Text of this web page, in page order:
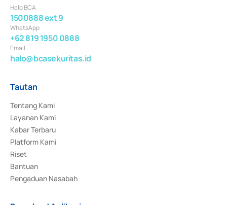
Halo BCA
1500888 ext 9
WhatsApp
+62 819 1950 0888
Email
halo@bcasekuritas.id
Tautan
Tentang Kami
Layanan Kami
Kabar Terbaru
Platform Kami
Riset
Bantuan
Pengaduan Nasabah